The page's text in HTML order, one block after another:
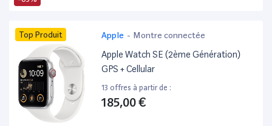
Top Produit Apple - Montre connectée
Apple Watch SE (2ème Génération)
GPS + Cellular
13 offres à partir de :
185,00 €